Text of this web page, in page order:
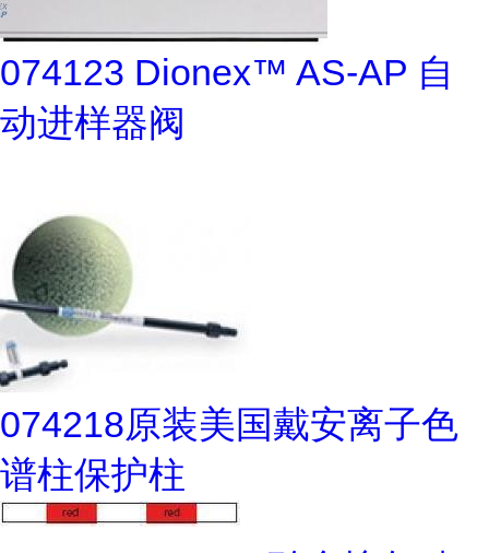
074123 Dionex™ AS-AP 自
动进样器阀
074218原装美国戴安离子色
谱柱保护柱